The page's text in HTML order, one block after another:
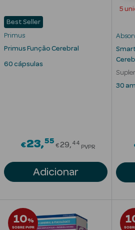
Best Seller
Primus
Primus Função Cerebral
60 cápsulas
€23 55Price reduced
€29 44
PVPR
Adicionar
5
e
30
10%
SOBRE PVPR